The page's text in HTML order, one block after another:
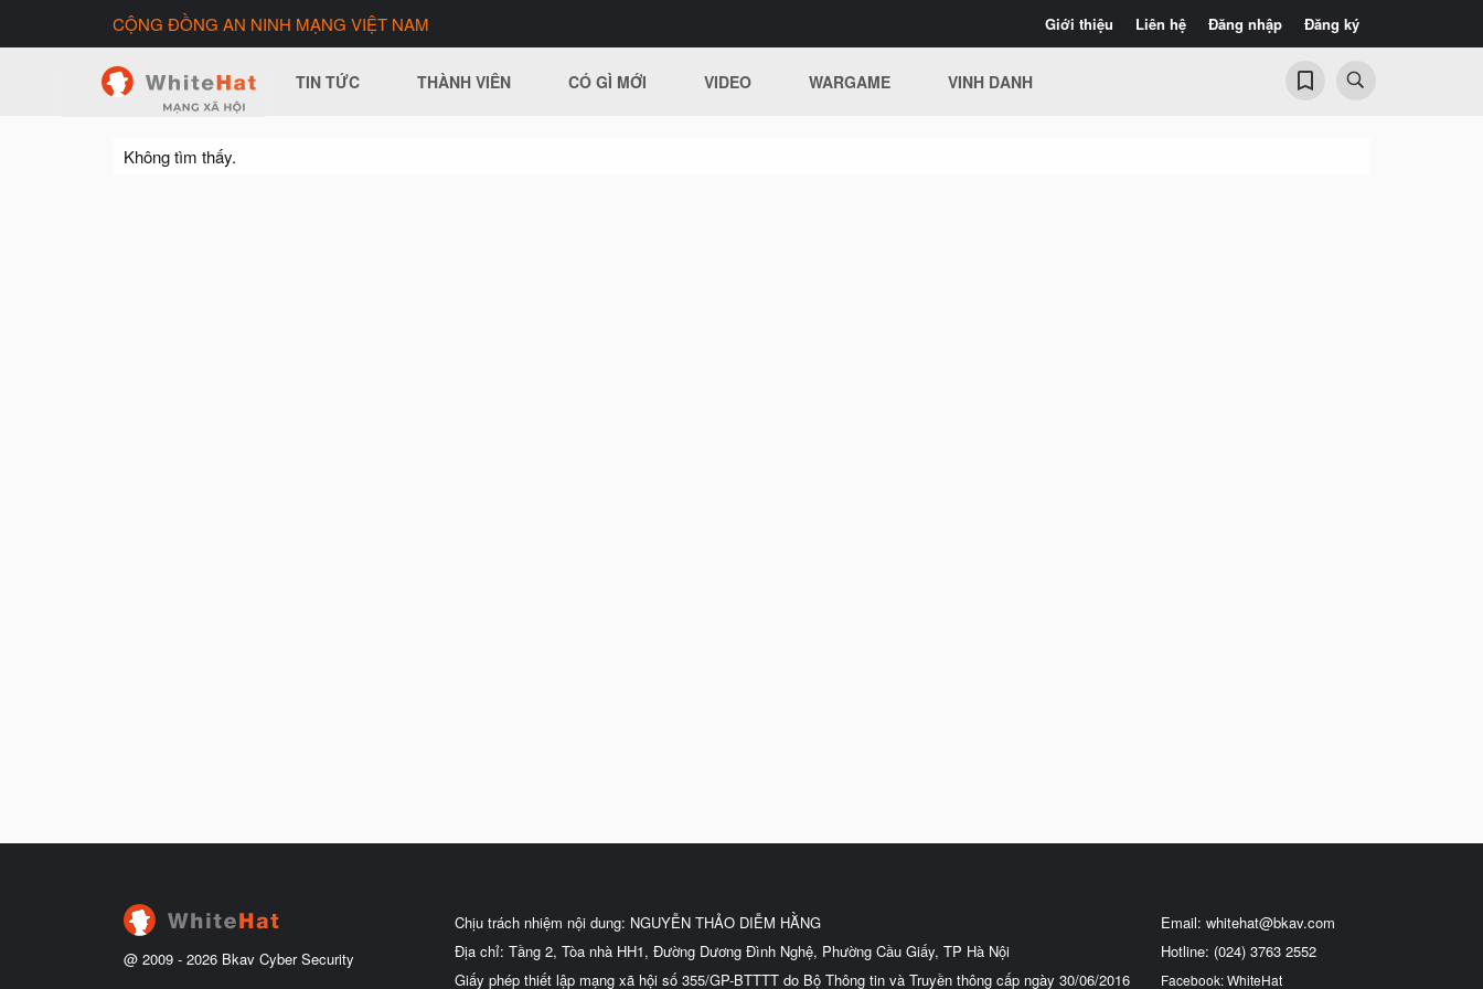
Giới thiệu Liên hệ Đăng nhập Đăng ký
CỘNG ĐỒNG AN NINH MẠNG VIỆT NAM
TIN TỨC THÀNH VIÊN CÓ GÌ MỚI VIDEO WARGAME VINH DANH
Không tìm thấy.
@ 2009 - 2026 Bkav Cyber Security
Chịu trách nhiệm nội dung: NGUYỄN THẢO DIỄM HẰNG
Địa chỉ: Tầng 2, Tòa nhà HH1, Đường Dương Đình Nghệ, Phường Cầu Giấy, TP Hà Nội
Giấy phép thiết lập mạng xã hội số 355/GP-BTTTT do Bộ Thông tin và Truyền thông cấp ngày 30/06/2016
Email: whitehat@bkav.com
Hotline: (024) 3763 2552
Facebook: WhiteHat